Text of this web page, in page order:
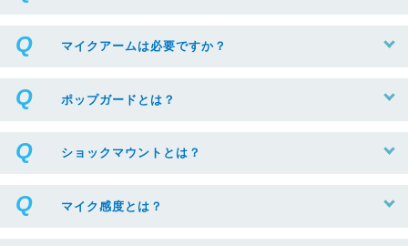
マイクアームは必要ですか？
ポップガードとは？
ショックマウントとは？
マイク感度とは？